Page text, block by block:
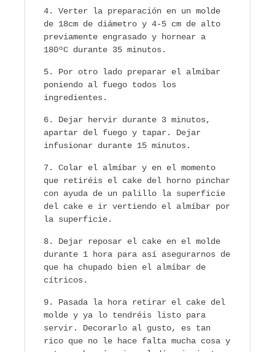
Verter la preparación en un molde
de 18cm de diámetro y 4-5 cm de alto
previamente engrasado y hornear a
180ºC durante 35 minutos.
Por otro lado preparar el almíbar
poniendo al fuego todos los
ingredientes.
Dejar hervir durante 3 minutos,
apartar del fuego y tapar. Dejar
infusionar durante 15 minutos.
Colar el almíbar y en el momento
que retiréis el cake del horno pinchar
con ayuda de un palillo la superficie
del cake e ir vertiendo el almíbar por
la superficie.
Dejar reposar el cake en el molde
durante 1 hora para así asegurarnos de
que ha chupado bien el almíbar de
cítricos.
Pasada la hora retirar el cake del
molde y ya lo tendréis listo para
servir. Decorarlo al gusto, es tan
rico que no le hace falta mucha cosa y